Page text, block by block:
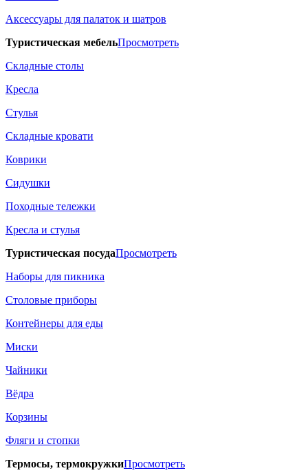
Аксессуары для палаток и шатров
Туристическая мебельПросмотреть
Складные столы
Кресла
Стулья
Складные кровати
Коврики
Сидушки
Походные тележки
Кресла и стулья
Туристическая посудаПросмотреть
Наборы для пикника
Столовые приборы
Контейнеры для еды
Миски
Чайники
Вёдра
Корзины
Фляги и стопки
Термосы, термокружкиПросмотреть